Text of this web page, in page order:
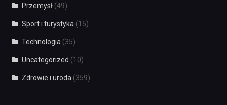
Przemysł(49)
Sport i turystyka (15)
Technologia (35)
Uncategorized (10)
Zdrowie i uroda (359)